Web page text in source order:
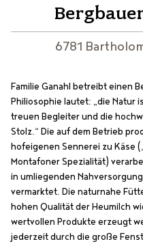
6781
Familie Ganahl betreibt einen
Philiosophie lautet: „die Natur
treuen Begleiter und die
Stolz.“ Die auf dem Betrieb
hofeigenen Sennerei zu Käse
Montafoner Spezialität)
in umliegenden
vermarktet. Die naturnahe
hohen Qualität der Heumilch
wertvollen Produkte erzeugt
jederzeit durch die große